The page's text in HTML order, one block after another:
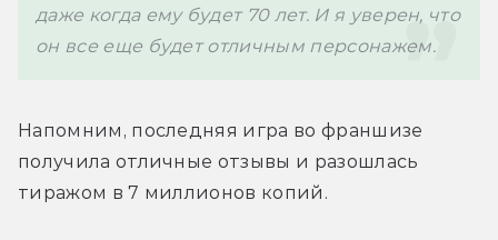
даже когда ему будет 70 лет. И я уверен, что
он все еще будет отличным персонажем.
Напомним, последняя игра во франшизе
получила отличные отзывы и разошлась
тиражом в 7 миллионов копий.